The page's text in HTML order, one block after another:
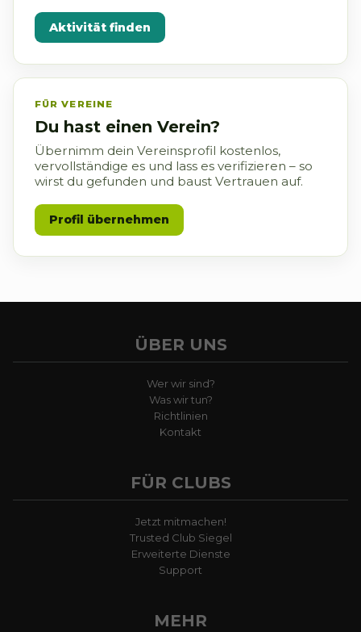
Aktivität finden
FÜR VEREINE
Du hast einen Verein?
Übernimm dein Vereinsprofil kostenlos,
vervollständige es und lass es verifizieren – so
wirst du gefunden und baust Vertrauen auf.
Profil übernehmen
ÜBER UNS
Wer wir sind?
Was wir tun?
Richtlinien
Kontakt
FÜR CLUBS
Jetzt mitmachen!
Trusted Club Siegel
Erweiterte Dienste
Support
MEHR